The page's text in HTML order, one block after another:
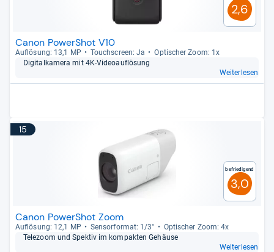
2,6
Canon PowerShot V10
Auf­lö­sung: 13,1 MP Touch­s­creen: Ja
Opti­scher Zoom: 1x
Digi­tal­ka­mera mit 4K-​Videoauf­lö­sung
Weiterlesen
15
Befriedigend
3,0
Canon PowerShot Zoom
Auf­lö­sung: 12,1 MP Sen­sor­for­mat: 1/3"
Opti­scher Zoom: 4x
Tele­zoom und Spek­tiv im kom­pak­ten Gehäuse
Weiterlesen